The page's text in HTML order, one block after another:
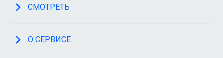
СМОТРЕТЬ
О СЕРВИСЕ